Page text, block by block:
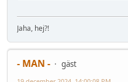
Jaha, hej?!
- MAN -
gäst